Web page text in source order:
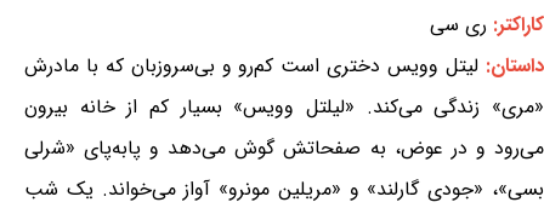
کاراکتر: ری سی
داستان: لیتل وویس دختری است کم‌رو و بی‌سروزبان که با مادرش
«مری» زندگی می‌کند. «لیلتل وویس» بسیار کم از خانه بیرون
می‌رود و در عوض، به صفحاتش گوش می‌دهد و پابه‌پای «شرلی
بسی»، «جودی گارلند» و «مریلین مونرو» آواز می‌خواند. یک شب